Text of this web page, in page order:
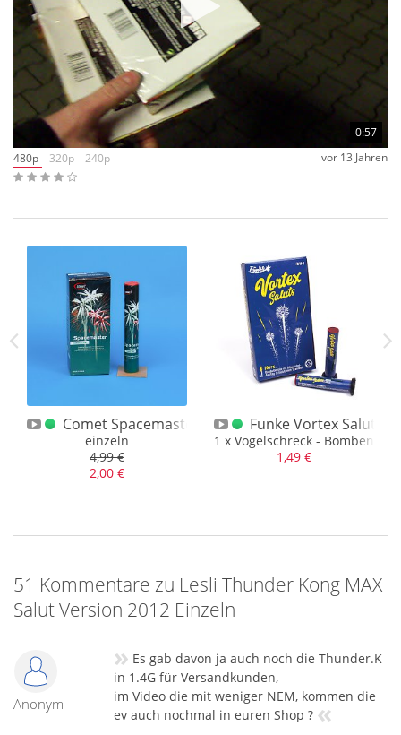
0:57
480p
320p 240p vor 13 Jahren
41gr. NEM Version
Comet Spacemaster einzeln
einzeln
4,99 €
2,00 €
Funke Vortex Saluts
1 x Vogelschreck -
1,49 €
51 Kommentare zu Lesli Thunder Kong MAX
Salut Version 2012 Einzeln
Anonym
» Es gab davon ja auch noch die Thunder.K
in 1.4G für Versandkunden,
im Video die mit weniger NEM, kommen die
ev auch nochmal in euren Shop ? «